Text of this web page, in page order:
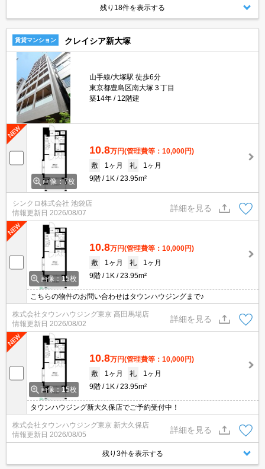
残り18件を表示する
賃貸マンション クレイシア新大塚
山手線/大塚駅 徒歩6分
東京都豊島区南大塚３丁目
築14年
12階建
画像：7枚
10.8万円(管理費等：10,000円)
敷
1ヶ月 礼
1ヶ月
9階
1K 23.95m²
シンクロ株式会社 池袋店
情報更新日 2026/08/07
詳細を見る
画像：15枚
10.8万円(管理費等：10,000円)
敷
1ヶ月 礼
1ヶ月
9階
1K 23.95m²
こちらの物件のお問い合わせはタウンハウジングまで♪
株式会社タウンハウジング東京 高田馬場店
情報更新日 2026/08/02
詳細を見る
画像：15枚
10.8万円(管理費等：10,000円)
敷
1ヶ月 礼
1ヶ月
9階
1K 23.95m²
タウンハウジング新大久保店でご予約受付中！
株式会社タウンハウジング東京 新大久保店
情報更新日 2026/08/05
詳細を見る
残り3件を表示する